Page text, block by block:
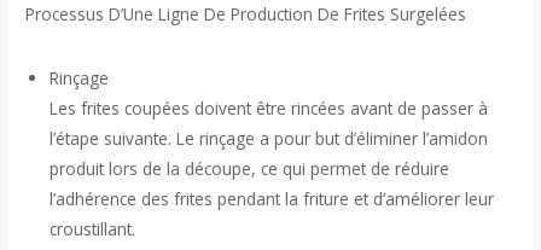
Processus D’Une Ligne De Production De Frites Surgelées
Rinçage
Les frites coupées doivent être rincées avant de passer à
l’étape suivante. Le rinçage a pour but d’éliminer l’amidon
produit lors de la découpe, ce qui permet de réduire
l’adhérence des frites pendant la friture et d’améliorer leur
croustillant.